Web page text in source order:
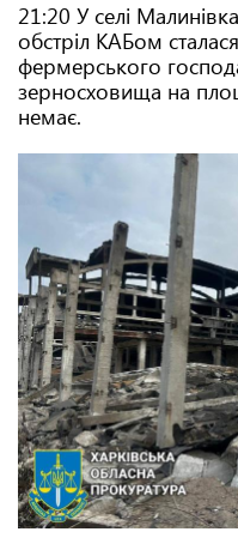
21:20 У селі
обстріл КАБом
фермерського
зерносховища на
немає.